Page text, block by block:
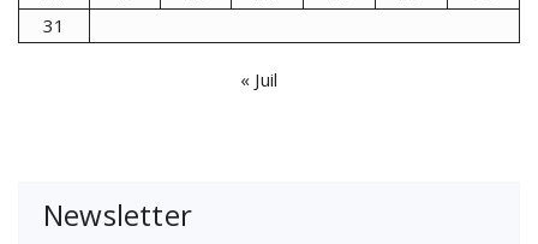
31
« Juil
Newsletter